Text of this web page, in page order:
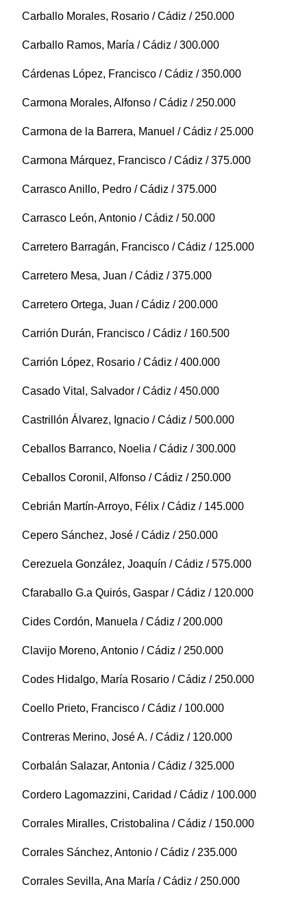
Carballo Morales, Rosario / Cádiz / 250.000
Carballo Ramos, María / Cádiz / 300.000
Cárdenas López, Francisco / Cádiz / 350.000
Carmona Morales, Alfonso / Cádiz / 250.000
Carmona de la Barrera, Manuel / Cádiz / 25.000
Carmona Márquez, Francisco / Cádiz / 375.000
Carrasco Anillo, Pedro / Cádiz / 375.000
Carrasco León, Antonio / Cádiz / 50.000
Carretero Barragán, Francisco / Cádiz / 125.000
Carretero Mesa, Juan / Cádiz / 375.000
Carretero Ortega, Juan / Cádiz / 200.000
Carrión Durán, Francisco / Cádiz / 160.500
Carrión López, Rosario / Cádiz / 400.000
Casado Vital, Salvador / Cádiz / 450.000
Castrillón Álvarez, Ignacio / Cádiz / 500.000
Ceballos Barranco, Noelia / Cádiz / 300.000
Ceballos Coronil, Alfonso / Cádiz / 250.000
Cebrián Martín-Arroyo, Félix / Cádiz / 145.000
Cepero Sánchez, José / Cádiz / 250.000
Cerezuela González, Joaquín / Cádiz / 575.000
Cfaraballo G.a Quirós, Gaspar / Cádiz / 120.000
Cides Cordón, Manuela / Cádiz / 200.000
Clavijo Moreno, Antonio / Cádiz / 250.000
Codes Hidalgo, María Rosario / Cádiz / 250.000
Coello Prieto, Francisco / Cádiz / 100.000
Contreras Merino, José A. / Cádiz / 120.000
Corbalán Salazar, Antonia / Cádiz / 325.000
Cordero Lagomazzini, Caridad / Cádiz / 100.000
Corrales Miralles, Cristobalina / Cádiz / 150.000
Corrales Sánchez, Antonio / Cádiz / 235.000
Corrales Sevilla, Ana María / Cádiz / 250.000